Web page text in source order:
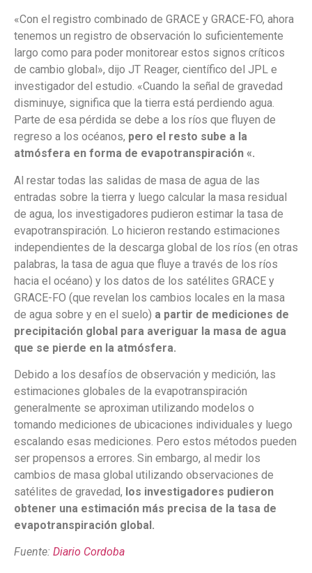
«Con el registro combinado de GRACE y GRACE-FO, ahora
tenemos un registro de observación lo suficientemente
largo como para poder monitorear estos signos críticos
de cambio global», dijo JT Reager, científico del JPL e
investigador del estudio. «Cuando la señal de gravedad
disminuye, significa que la tierra está perdiendo agua.
Parte de esa pérdida se debe a los ríos que fluyen de
regreso a los océanos, pero el resto sube a la
atmósfera en forma de evapotranspiración «.
Al restar todas las salidas de masa de agua de las
entradas sobre la tierra y luego calcular la masa residual
de agua, los investigadores pudieron estimar la tasa de
evapotranspiración. Lo hicieron restando estimaciones
independientes de la descarga global de los ríos (en otras
palabras, la tasa de agua que fluye a través de los ríos
hacia el océano) y los datos de los satélites GRACE y
GRACE-FO (que revelan los cambios locales en la masa
de agua sobre y en el suelo) a partir de mediciones de
precipitación global para averiguar la masa de agua
que se pierde en la atmósfera.
Debido a los desafíos de observación y medición, las
estimaciones globales de la evapotranspiración
generalmente se aproximan utilizando modelos o
tomando mediciones de ubicaciones individuales y luego
escalando esas mediciones. Pero estos métodos pueden
ser propensos a errores. Sin embargo, al medir los
cambios de masa global utilizando observaciones de
satélites de gravedad, los investigadores pudieron
obtener una estimación más precisa de la tasa de
evapotranspiración global.
Fuente: Diario Cordoba